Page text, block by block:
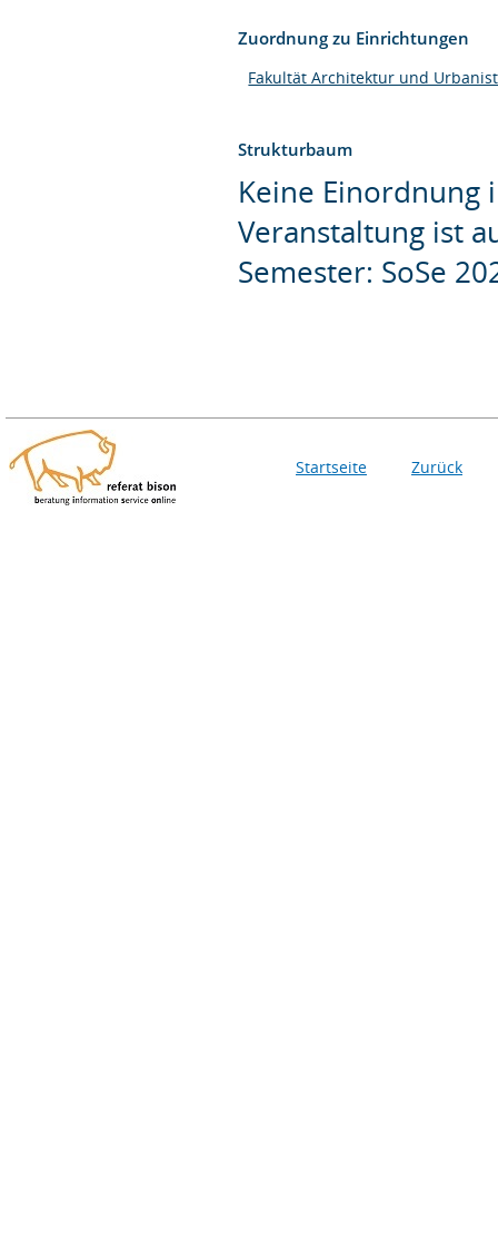
Zuordnung zu Einrichtungen
Fakultät Architektur und
Strukturbaum
Keine Einordnung
Veranstaltung ist
Semester: SoSe
Startseite Zurück